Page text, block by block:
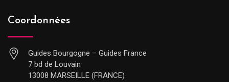
Coordonnées
Guides Bourgogne – Guides France
7 bd de Louvain
13008 MARSEILLE (FRANCE)